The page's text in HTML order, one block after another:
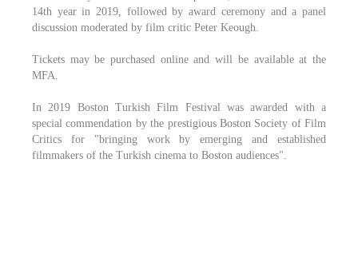
14th year in 2019, followed by award ceremony and a panel
discussion moderated by film critic Peter Keough.
Tickets may be purchased online and will be available at the
MFA.
In 2019 Boston Turkish Film Festival was awarded with a
special commendation by the prestigious Boston Society of Film
Critics for "bringing work by emerging and established
filmmakers of the Turkish cinema to Boston audiences".